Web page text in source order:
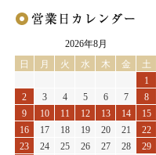
2026年8月
日
月 火 水 木 金
土
1
2
3 4 5 6 7
8
9
10 11 12 13 14
15
16
17 18 19 20 21
22
23
24 25 26 27 28
29